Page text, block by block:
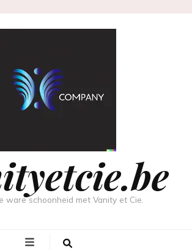
ware schoonheid met Vanity et Cie.